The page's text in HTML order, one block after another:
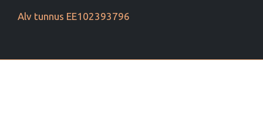
Alv tunnus EE102393796